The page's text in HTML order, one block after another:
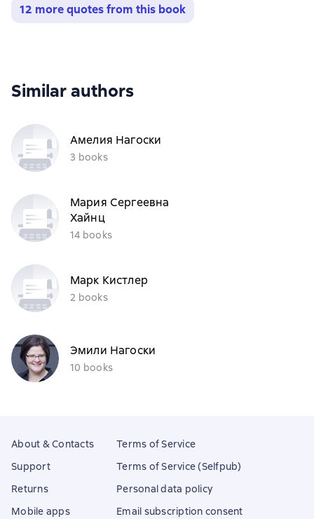
12 more quotes from this book
Similar authors
Амелия Нагоски
3 books
Мария Сергеевна
Хайнц
14 books
Марк Кистлер
2 books
Эмили Нагоски
10 books
About & Contacts
Support
Returns
Mobile apps
Terms of Service
Terms of Service (Selfpub)
Personal data policy
Email subscription consent